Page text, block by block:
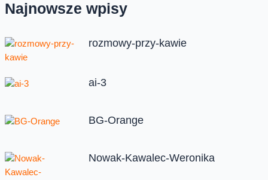
Najnowsze wpisy
rozmowy-przy-kawie
ai-3
BG-Orange
Nowak-Kawalec-Weronika